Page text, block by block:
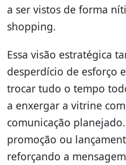
a ser vistos de forma
shopping.
Essa visão estratégica
desperdício de esforço
trocar tudo o tempo
a enxergar a vitrine
comunicação
promoção ou
reforçando a